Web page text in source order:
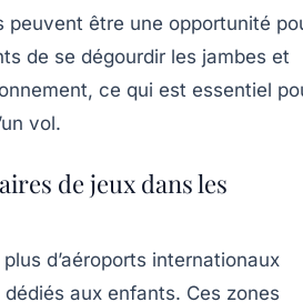
peuvent être une opportunité
de se dégourdir les jambes et
ce qui est essentiel
vol.
de jeux dans les
d’aéroports internationaux
aux enfants. Ces zones